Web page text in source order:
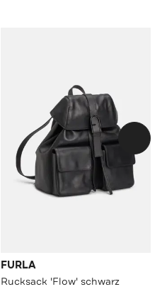
FURLA
Rucksack 'Flow' schwarz